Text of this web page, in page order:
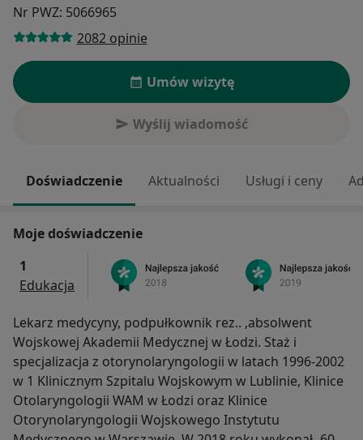
Nr PWZ: 5066965
2082 opinie
Umów wizytę
Wyślij wiadomość
Doświadczenie Aktualności Usługi i ceny
Moje doświadczenie
1
Edukacja
Lekarz medycyny, podpułkownik rez.. ,absolwent
Wojskowej Akademii Medycznej w Łodzi. Staż i
specjalizacja z otorynolaryngologii w latach 1996-2002
w 1 Klinicznym Szpitalu Wojskowym w Lublinie, Klinice
Otolaryngologii WAM w Łodzi oraz Klinice
Otorynolaryngologii Wojskowego Instytutu